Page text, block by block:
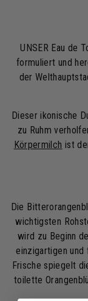
UNSER Eau de
formuliert und
der
Dieser ikonische
zu Ruhm
Körpermilch ist
Die
wichtigsten
wird zu Beginn
einzigartigen und
Frische spiegelt
toilette